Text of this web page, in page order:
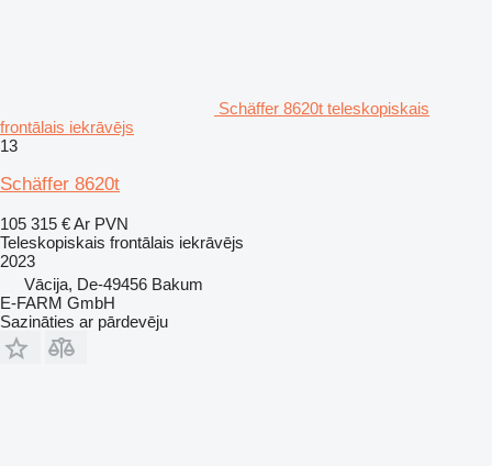
Schäffer 8620t teleskopiskais
frontālais iekrāvējs
13
Schäffer 8620t
105 315 €Ar PVN
Teleskopiskais frontālais iekrāvējs
2023
Vācija, De-49456 Bakum
E-FARM GmbH
Sazināties ar pārdevēju